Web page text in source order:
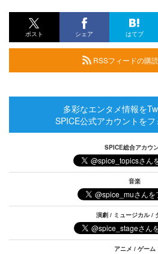
ポスト シェア はてブ
RSSフィードの購
多彩なエンタメ情報を
SPICE公式アカウントをフ
SPICE総合アカウ
音楽
演劇 / ミュージカル /
アニメ / ゲーム